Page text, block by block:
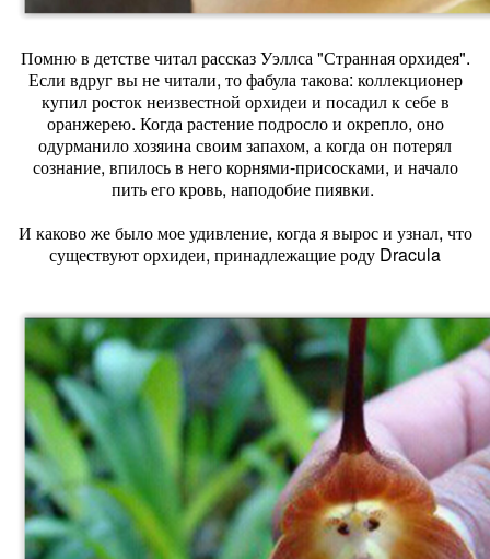
Помню в детстве читал рассказ Уэллса "Странная орхидея".
Если вдруг вы не читали, то фабула такова: коллекционер
купил росток неизвестной орхидеи и посадил к себе в
оранжерею. Когда растение подросло и окрепло, оно
одурманило хозяина своим запахом, а когда он потерял
сознание, впилось в него корнями-присосками, и начало
пить его кровь, наподобие пиявки.
И каково же было мое удивление, когда я вырос и узнал, что
существуют орхидеи, принадлежащие роду Dracula